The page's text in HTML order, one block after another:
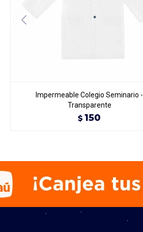
Impermeable Colegio Seminario -
Transparente
$ 150